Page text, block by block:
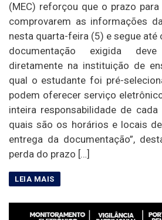
(MEC) reforçou que o prazo
comprovarem as informações
nesta quarta-feira (5) e segue até
documentação exigida
diretamente na instituição de
qual o estudante foi pré-
podem oferecer serviço
inteira responsabilidade de
quais são os horários e locais
entrega da documentação”,
perda do prazo […]